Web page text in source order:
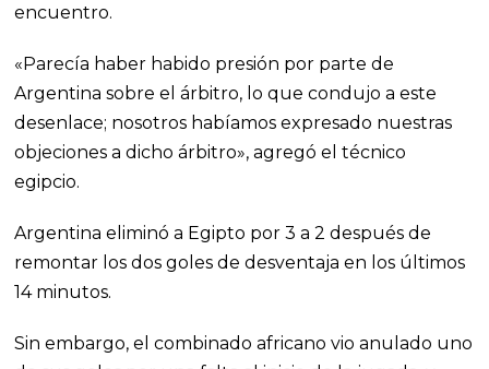
encuentro.
«Parecía haber habido presión por parte de
Argentina sobre el árbitro, lo que condujo a este
desenlace; nosotros habíamos expresado nuestras
objeciones a dicho árbitro», agregó el técnico
egipcio.
Argentina eliminó a Egipto por 3 a 2 después de
remontar los dos goles de desventaja en los últimos
14 minutos.
Sin embargo, el combinado africano vio anulado uno